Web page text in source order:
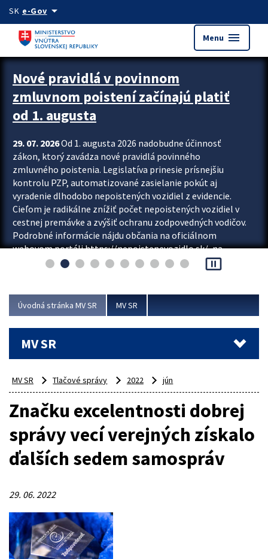
Preskocit na hlavný obsah
SK e-Govarrow_drop_down
Menu menu
Zastavit automatický posun upútavok
Nové pravidlá v povinnom
zmluvnom poistení začínajú platiť
od 1. augusta
29. 07. 2026Od 1. augusta 2026 nadobudne účinnosť
zákon, ktorý zavádza nové pravidlá povinného
zmluvného poistenia. Legislatíva prinesie prísnejšiu
kontrolu PZP, automatizované zasielanie pokút aj
vyradenie dlhodobo nepoistených vozidiel z evidencie.
Cieľom je radikálne znížiť počet nepoistených vozidiel v
cestnej premávke a zvýšiť ochranu zodpovedných vodičov.
Podrobné informácie nájdu občania na oficiálnom
webovom portáli https://nepoistenevozidlo.sk/, na
ktorom od augusta pribudne aj možnosť overiť si...
pause_presentation
Úvodná stránka MV SR MV SR
MV SR
MV SR Tlačové správy 2022 jún
Značku excelentnosti dobrej
správy vecí verejných získalo
ďalších sedem samospráv
29. 06. 2022